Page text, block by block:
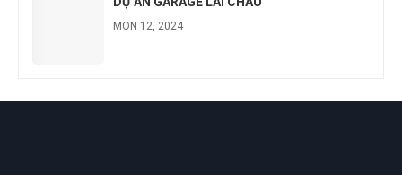
MON 12, 2024